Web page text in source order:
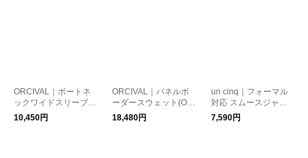
ORCIVAL｜ボートネ
ックワイドスリーブプ
ルオーバー(OR-C055
4TBD)オーシバル
10,450円
ORCIVAL｜パネルボ
ーダースウェット(OR
-C0344PNB)オーシバ
18,480円
un cinq｜フォーマル
対応 スムースジャー
ジーの ハーフスリー
ブプルオーバー
7,590円